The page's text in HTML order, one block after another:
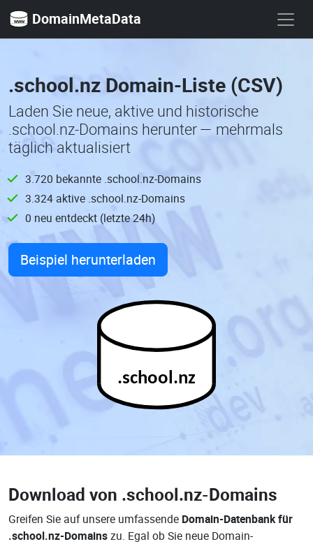
DomainMetaData
.school.nz Domain-Liste (CSV)
Laden Sie neue, aktive und historische
.school.nz-Domains herunter — mehrmals
täglich aktualisiert
3.720 bekannte .school.nz-Domains
3.324 aktive .school.nz-Domains
0 neu entdeckt (letzte 24h)
Beispiel herunterladen
.school.nz
Download von .school.nz-Domains
Greifen Sie auf unsere umfassende Domain-Datenbank für
.school.nz-Domainszu. Egal ob Sie neue Domain-